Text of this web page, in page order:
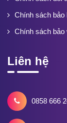
Chính sách bảo
Chính sách bảo
Liên hệ
0858 666